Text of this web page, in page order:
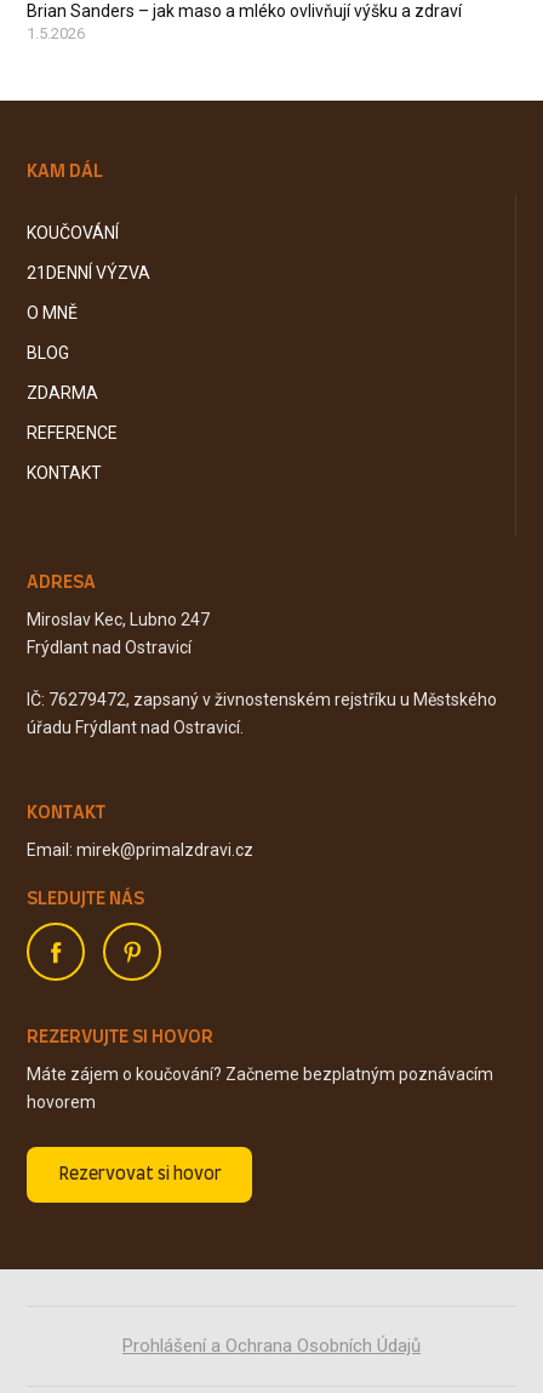
Brian Sanders – jak maso a mléko ovlivňují výšku a zdraví
1.5.2026
KAM DÁL
KOUČOVÁNÍ
21DENNÍ VÝZVA
O MNĚ
BLOG
ZDARMA
REFERENCE
KONTAKT
ADRESA
Miroslav Kec, Lubno 247
Frýdlant nad Ostravicí
IČ: 76279472, zapsaný v živnostenském rejstříku u Městského
úřadu Frýdlant nad Ostravicí.
KONTAKT
Email: mirek@primalzdravi.cz
SLEDUJTE NÁS
REZERVUJTE SI HOVOR
Máte zájem o koučování? Začneme bezplatným poznávacím
hovorem
Rezervovat si hovor
Prohlášení a Ochrana Osobních Údajů